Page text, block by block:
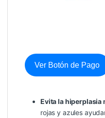
Ver Botón de Pago
Evita la hiperplasia
rojas y azules